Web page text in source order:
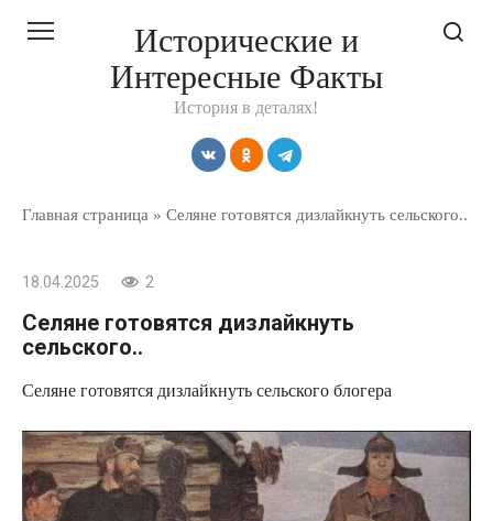
Исторические и
Интересные Факты
История в деталях!
Главная страница » Селяне готовятся дизлайкнуть сельского..
18.04.2025 2
Селяне готовятся дизлайкнуть
сельского..
Селяне готовятся дизлайкнуть сельского блогера